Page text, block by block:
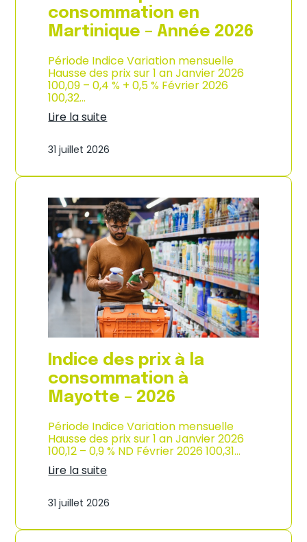
u
c
t
o
n
e
’
m
p
r
t
a
t
i
o
n
d
e
l
’
i
n
d
u
s
t
r
i
–
2
0
6
consommation en
Martinique – Année 2026
Période Indice Variation mensuelle
Hausse des prix sur 1 an Janvier 2026
100,09 – 0,4 % + 0,5 % Février 2026
100,32…
Lire la suite
n
i
e
d
e
s
r
i
x
à
l
a
c
o
n
s
o
m
a
t
i
n
n
M
31 juillet 2026
Indice des prix à la
consommation à
Mayotte – 2026
Période Indice Variation mensuelle
Hausse des prix sur 1 an Janvier 2026
100,12 – 0,9 % ND Février 2026 100,31…
Lire la suite
n
i
31 juillet 2026